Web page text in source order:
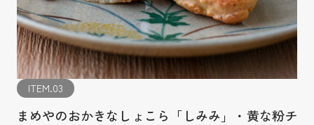
ITEM.03
まめやのおかきなしょこら「しみみ」・黄な粉チ